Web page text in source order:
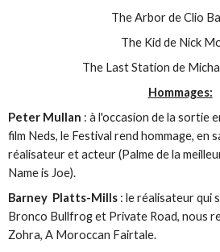
The Arbor de Clio
The Kid de Nick
The Last Station de
Hommages:
Peter Mullan : à l'occasion de la sortie
film Neds, le Festival rend hommage, en
réalisateur et acteur (Palme de la
Name is Joe).
Barney Platts-Mills : le réalisateur qui
Bronco Bullfrog et Private Road, nous
Zohra, A Moroccan Fairtale.